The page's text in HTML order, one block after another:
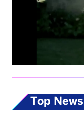
Top News